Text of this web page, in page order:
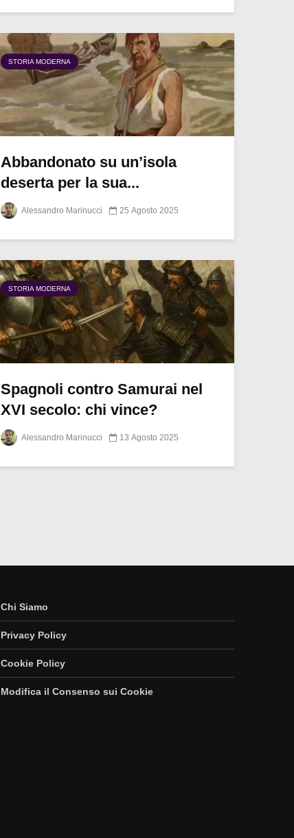
STORIA MODERNA
Abbandonato su un’isola
deserta per la sua...
Alessandro Marinucci 25 Agosto 2025
STORIA MODERNA
Spagnoli contro Samurai nel
XVI secolo: chi vince?
Alessandro Marinucci 13 Agosto 2025
Chi Siamo
Privacy Policy
Cookie Policy
Modifica il Consenso sui Cookie